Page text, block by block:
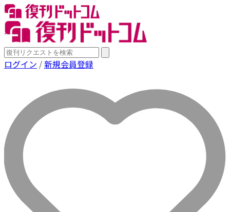
ログイン /新規会員登録